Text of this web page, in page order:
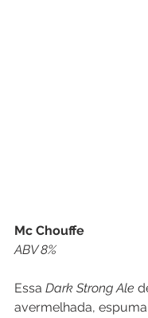
Mc Chouffe
ABV 8%
Essa Dark Strong Ale
avermelhada,